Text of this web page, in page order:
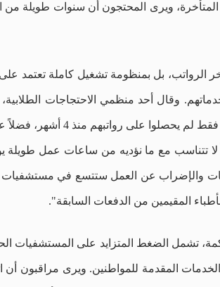
المتأخرة، ويرى المحتجون أن سنوات طويلة
بل بمنظومة تشغيل كاملة تعتمد
وقال أحد منظمي الاحتجاجات
وزارة الصحة. أعداد كبيرة من
لا تتناسب مع ما نؤديه من ساعات عمل
والإضراب عن العمل ستتسع في مستشفيات
المقيمين من الدفعات السابقة".
تشمل الضغط المتزايد على المستشفيات
المقدمة للمواطنين. ويرى مراقبون